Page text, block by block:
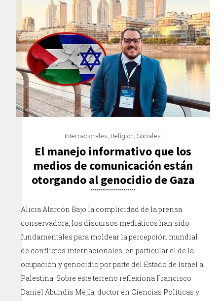
Internacionales,Religión, Sociales
El manejo informativo que los
medios de comunicación están
otorgando al genocidio de Gaza
Alicia Alarcón Bajo la complicidad de la prensa
conservadora, los discursos mediáticos han sido
fundamentales para moldear la percepción mundial
de conflictos internacionales, en particular el de la
ocupación y genocidio por parte del Estado de Israel a
Palestina. Sobre este terreno reflexiona Francisco
Daniel Abundis Mejía, doctor en Ciencias Políticas y